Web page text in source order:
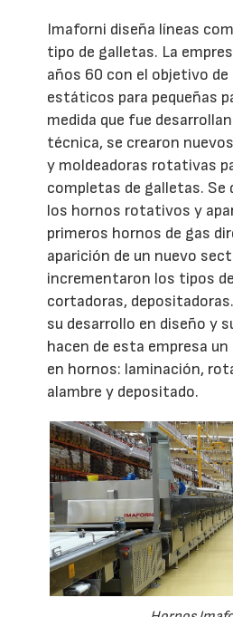
Imaforni diseña líneas
tipo de galletas. La
años 60 con el objetivo
estáticos para pequeñas
medida que fue
técnica, se crearon
y moldeadoras rotativas
completas de galletas. Se
los hornos rotativos y
primeros hornos de gas
aparición de un nuevo
incrementaron los tipos
cortadoras,
su desarrollo en diseño y
hacen de esta empresa
en hornos: laminación,
alambre y depositado.